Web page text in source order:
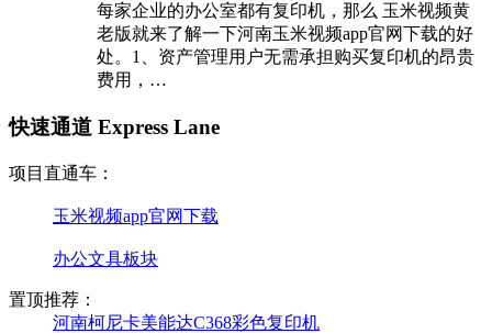
每家企业的办公室都有复印机，那么 玉米视频黄
老版就来了解一下河南玉米视频app官网下载的好
处。1、资产管理用户无需承担购买复印机的昂贵
费用，…
快速通道 Express Lane
项目直通车：
玉米视频app官网下载
办公文具板块
置顶推荐：
河南柯尼卡美能达C368彩色复印机